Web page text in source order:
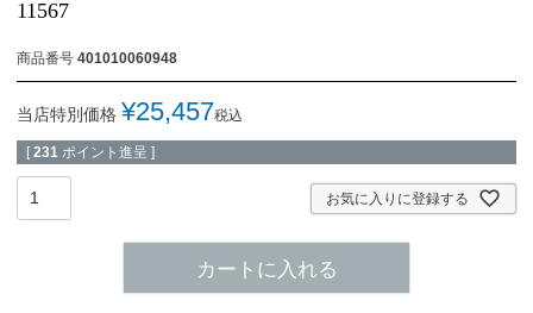
11567
商品番号 401010060948
当店特別価格 ¥25,457税込
[ 231 ポイント進呈 ]
お気に入りに登録する
カートに入れる